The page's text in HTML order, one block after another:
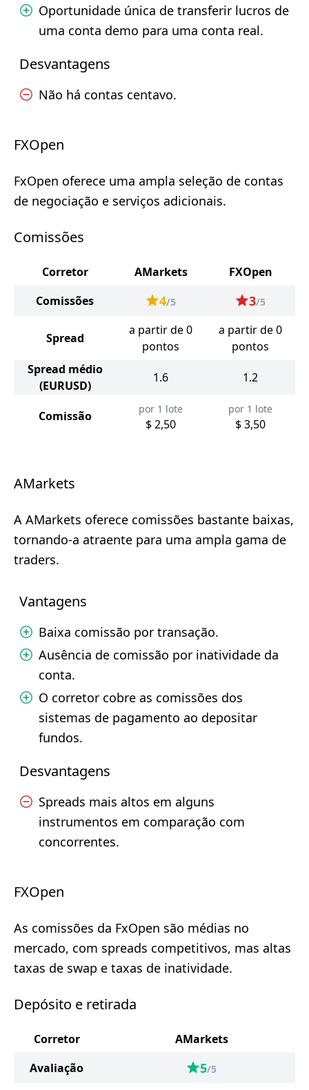
Oportunidade única de transferir lucros de
uma conta demo para uma conta real.
Desvantagens
Não há contas centavo.
FXOpen
FxOpen oferece uma ampla seleção de contas
de negociação e serviços adicionais.
Comissões
Corretor AMarkets
FXOpen
Comissões
4/5 3/5
Spread
a partir de 0
pontos
a partir de 0
pontos
Spread médio
(EURUSD)
1.6 1.2
Comissão por 1 lote
$ 2,50
por 1 lote
$ 3,50
AMarkets
A AMarkets oferece comissões bastante baixas,
tornando-a atraente para uma ampla gama de
traders.
Vantagens
Baixa comissão por transação.
Ausência de comissão por inatividade da
conta.
O corretor cobre as comissões dos
sistemas de pagamento ao depositar
fundos.
Desvantagens
Spreads mais altos em alguns
instrumentos em comparação com
concorrentes.
FXOpen
As comissões da FxOpen são médias no
mercado, com spreads competitivos, mas altas
taxas de swap e taxas de inatividade.
Depósito e retirada
Corretor
AMarkets
Avaliação
5/5